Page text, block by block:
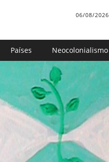
06/08/2026
Países Neocolonialismo